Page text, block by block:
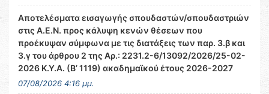
Αποτελέσματα εισαγωγής σπουδαστών/σπουδαστριών
στις Α.Ε.Ν. προς κάλυψη κενών θέσεων που
προέκυψαν σύμφωνα με τις διατάξεις των παρ. 3.β και
3.γ του άρθρου 2 της Αρ.: 2231.2-6/13092/2026/25-02-
2026 Κ.Υ.Α. (Β’ 1119) ακαδημαϊκού έτους 2026-2027
07/08/2026 4:16 μμ.